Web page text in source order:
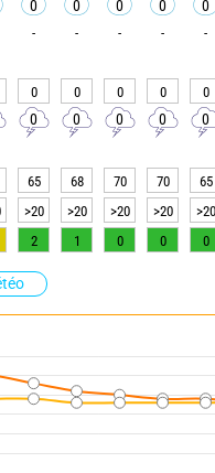
0 0 0 0 0
- - - - -
0 0 0 0 0
0 0 0 0 0
65 68 70 70 65
>20 >20 >20 >20 >20
2 1 0 0 0